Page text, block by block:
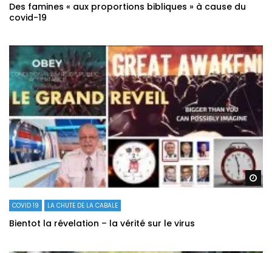
Des famines « aux proportions bibliques » à cause du
covid-19
COVID 19 LA CHUTE DE LA CABALE
Bientot la révelation – la vérité sur le virus